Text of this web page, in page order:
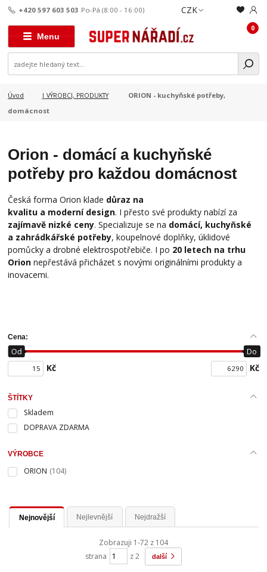
Menu
CZK
+420 597 603 503 Po-Pá (8:00 - 16:00)
0
Úvod | VÝROBCI, PRODUKTY
ORION - kuchyňské potřeby,
domácnost
Orion - domácí a kuchyňské
potřeby pro každou domácnost
Česká forma Orion klade důraz na
kvalitu a moderní design. I přesto své produkty nabízí za
zajímavě nizké ceny. Specializuje se na domácí, kuchyňské
a zahrádkářské potřeby, koupelnové doplňky, úklidové
pomůcky a drobné elektrospotřebiče. I po 20 letech na trhu
Orion nepřestává přicházet s novými originálními produkty a
inovacemi.
Cena:
Kč
Od Do
Kč
ŠTÍTKY
Skladem
DOPRAVA ZDARMA
VÝROBCE
ORION (104)
Nejnovější Nejlevnější Nejdražší
Zobrazuji 1-72 z 104
strana
z 2 další